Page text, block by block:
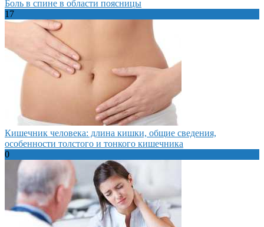
Боль в спине в области поясницы
17
Кишечник человека: длина кишки, общие сведения,
особенности толстого и тонкого кишечника
0